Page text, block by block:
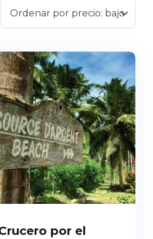
Pegasos
por el